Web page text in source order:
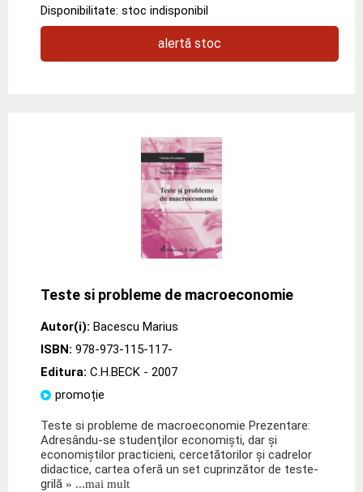
Disponibilitate: stoc indisponibil
alertă stoc
Teste si probleme de macroeconomie
Autor(i): Bacescu Marius
ISBN: 978-973-115-117-
Editura: C.H.BECK - 2007
promoție
Teste si probleme de macroeconomie Prezentare:
Adresându-se studenţilor economişti, dar şi
economiştilor practicieni, cercetătorilor şi cadrelor
didactice, cartea oferă un set cuprinzător de teste-
grilă » ...mai mult